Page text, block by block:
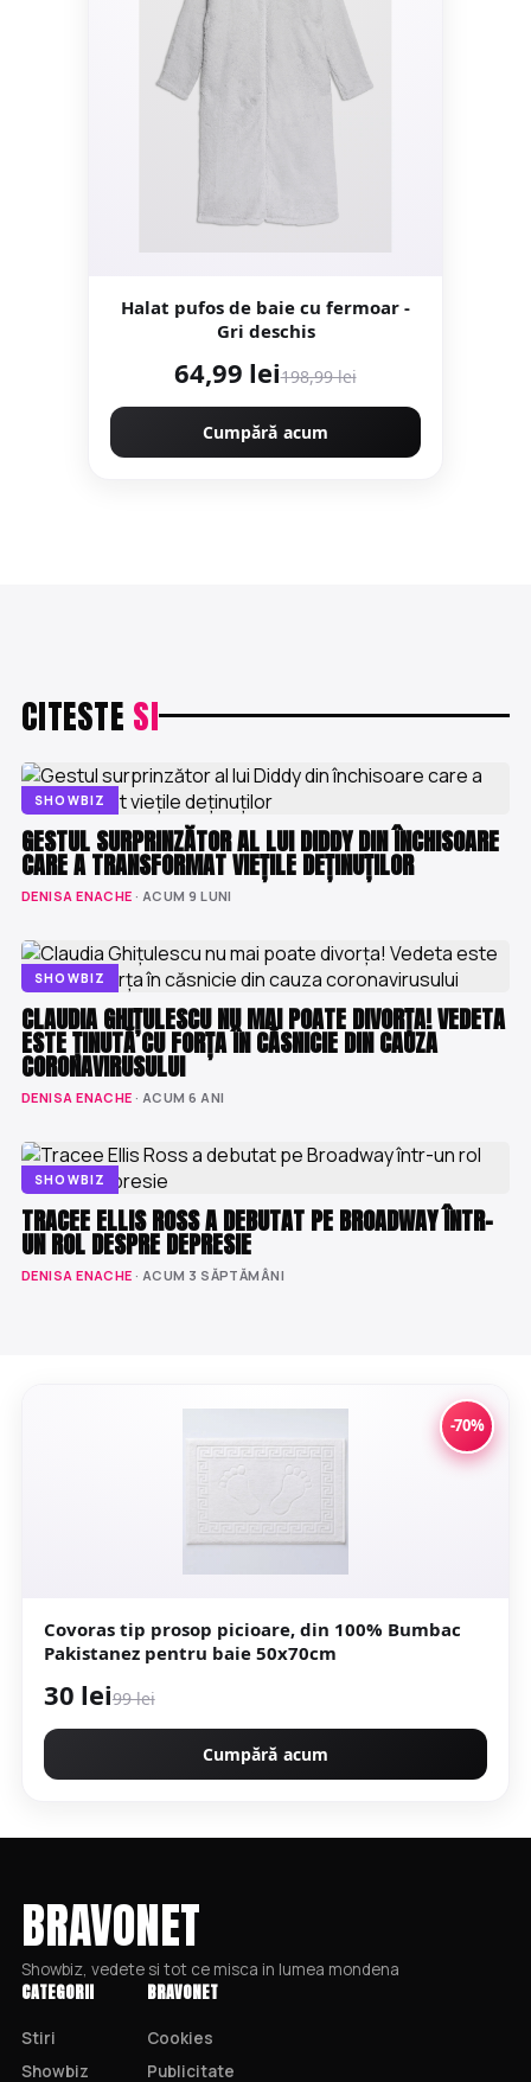
Halat pufos de baie cu fermoar -
Gri deschis
64,99 lei198,99 lei
Cumpără acum
CITESTE SI
SHOWBIZ
GESTUL SURPRINZĂTOR AL LUI DIDDY DIN ÎNCHISOARE
CARE A TRANSFORMAT VIEȚILE DEȚINUȚILOR
DENISA ENACHE · ACUM 9 LUNI
SHOWBIZ
CLAUDIA GHIȚULESCU NU MAI POATE DIVORȚA! VEDETA
ESTE ȚINUTĂ CU FORȚA ÎN CĂSNICIE DIN CAUZA
CORONAVIRUSULUI
DENISA ENACHE · ACUM 6 ANI
SHOWBIZ
TRACEE ELLIS ROSS A DEBUTAT PE BROADWAY ÎNTR-
UN ROL DESPRE DEPRESIE
DENISA ENACHE · ACUM 3 SĂPTĂMÂNI
-70%
Covoras tip prosop picioare, din 100% Bumbac
Pakistanez pentru baie 50x70cm
30 lei99 lei
Cumpără acum
BRAVONET
Showbiz, vedete si tot ce misca in lumea mondena
CATEGORII
Stiri
Showbiz
BRAVONET
Cookies
Publicitate